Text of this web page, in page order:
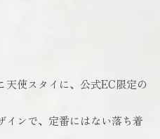
天使スタイに、公式EC限定の
インで、定番にはない落ち着